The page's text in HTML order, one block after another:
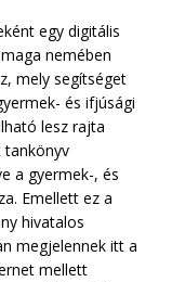
egy digitális
nemében
mely segítséget
és ifjúsági
lesz rajta
tankönyv
a gyermek-, és
Emellett ez a
hivatalos
megjelennek itt a
mellett